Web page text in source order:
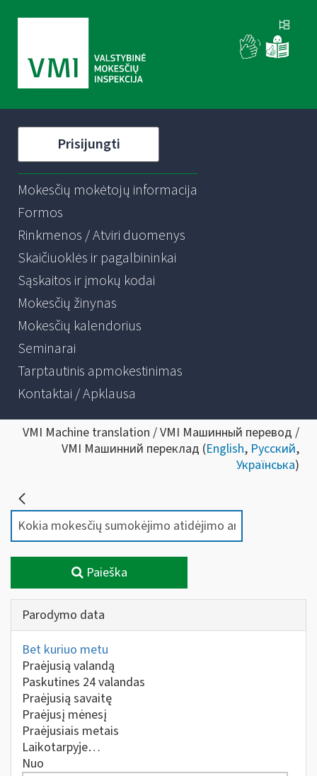
Prisijungti
Mokesčių mokėtojų informacija
Formos
Rinkmenos / Atviri duomenys
Skaičiuoklės ir pagalbininkai
Sąskaitos ir įmokų kodai
Mokesčių žinynas
Mokesčių kalendorius
Seminarai
Tarptautinis apmokestinimas
Kontaktai / Apklausa
VMI Machine translation / VMI Машинный перевод /
VMI Машинний переклад (English, Русский,
Українська)
Paieška
Parodymo data
Bet kuriuo metu
Praėjusią valandą
Paskutines 24 valandas
Praėjusią savaitę
Praėjusį mėnesį
Praėjusiais metais
Laikotarpyje…
Nuo